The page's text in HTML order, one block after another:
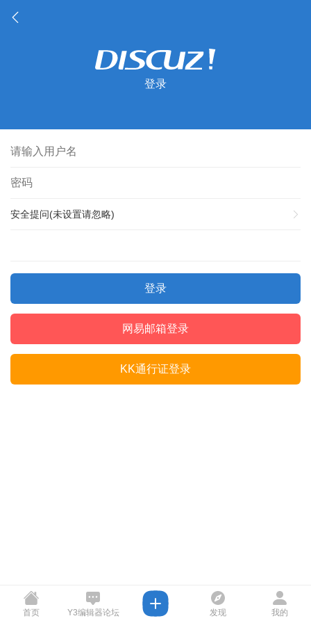
登录
安全提问(未设置请忽略)
登录
网易邮箱登录
KK通行证登录
首页 Y3编辑器论坛 发现 我的